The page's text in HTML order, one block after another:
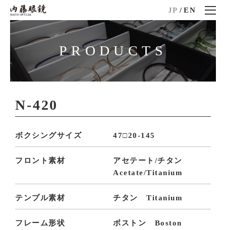
JP /EN
PRODUCTS
N-420
ボクシングサイズ 47□20-145
フロント素材
アセテート/チタン
Acetate/Titanium
テンプル素材 チタン Titanium
フレーム形状 ボストン Boston